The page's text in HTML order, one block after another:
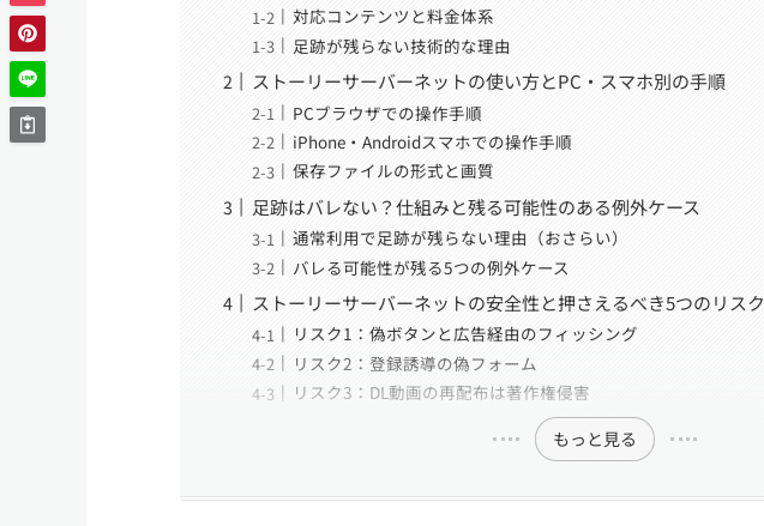
対応コンテンツと料金体系
足跡が残らない技術的な理由
ストーリーサーバーネットの使い方とPC・スマホ別の手順
PCブラウザでの操作手順
iPhone・Androidスマホでの操作手順
保存ファイルの形式と画質
足跡はバレない？仕組みと残る可能性のある例外ケース
通常利用で足跡が残らない理由（おさらい）
バレる可能性が残る5つの例外ケース
ストーリーサーバーネットの安全性と押さえるべき5つのリスク
リスク1：偽ボタンと広告経由のフィッシング
リスク2：登録誘導の偽フォーム
リスク3：DL動画の再配布は著作権侵害
もっと見る